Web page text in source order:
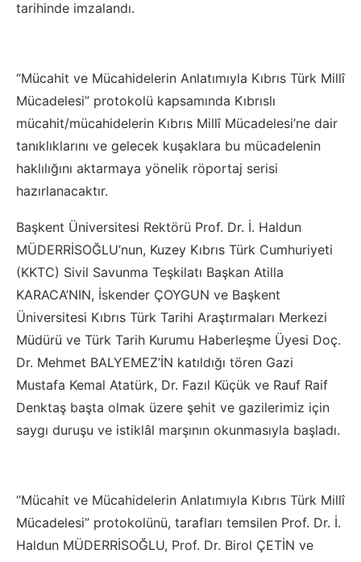
tarihinde imzalandı.
“Mücahit ve Mücahidelerin Anlatımıyla Kıbrıs Türk Millî
Mücadelesi” protokolü kapsamında Kıbrıslı
mücahit/mücahidelerin Kıbrıs Millî Mücadelesi’ne dair
tanıklıklarını ve gelecek kuşaklara bu mücadelenin
haklılığını aktarmaya yönelik röportaj serisi
hazırlanacaktır.
Başkent Üniversitesi Rektörü Prof. Dr. İ. Haldun
MÜDERRİSOĞLU’nun, Kuzey Kıbrıs Türk Cumhuriyeti
(KKTC) Sivil Savunma Teşkilatı Başkan Atilla
KARACA’NIN, İskender ÇOYGUN ve Başkent
Üniversitesi Kıbrıs Türk Tarihi Araştırmaları Merkezi
Müdürü ve Türk Tarih Kurumu Haberleşme Üyesi Doç.
Dr. Mehmet BALYEMEZ’İN katıldığı tören Gazi
Mustafa Kemal Atatürk, Dr. Fazıl Küçük ve Rauf Raif
Denktaş başta olmak üzere şehit ve gazilerimiz için
saygı duruşu ve istiklâl marşının okunmasıyla başladı.
“Mücahit ve Mücahidelerin Anlatımıyla Kıbrıs Türk Millî
Mücadelesi” protokolünü, tarafları temsilen Prof. Dr. İ.
Haldun MÜDERRİSOĞLU, Prof. Dr. Birol ÇETİN ve